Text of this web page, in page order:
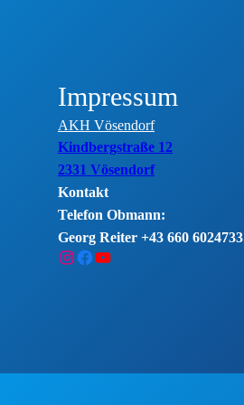
Impressum
AKH Vösendorf
Kindbergstraße 12
2331 Vösendorf
Kontakt
Telefon Obmann:
Georg Reiter +43 660 6024733
Instagram
Facebook
YouTube